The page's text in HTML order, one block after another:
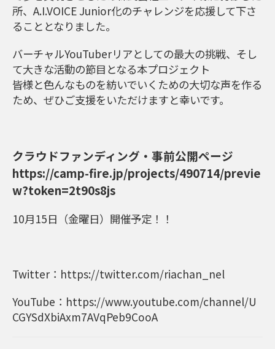
所、A.I.VOICE Junior化のチャレンジを応援して下さ
ることとなりました。
バーチャルYouTuberリアとしての最大の挑戦、そし
て大きな活動の節目となる本プロジェクト
皆様と色んなものを紡いでいくための大切な声を作る
ため、ぜひご支援をいただけますと幸いです。
クラウドファンディング・事前公開ページ
https://camp-fire.jp/projects/490714/previe
w?token=2t90s8js
10月15日（金曜日）開催予定！！
Twitter：https://twitter.com/riachan_nel
YouTube：https://www.youtube.com/channel/U
CGYSdXbiAxm7AVqPeb9CooA